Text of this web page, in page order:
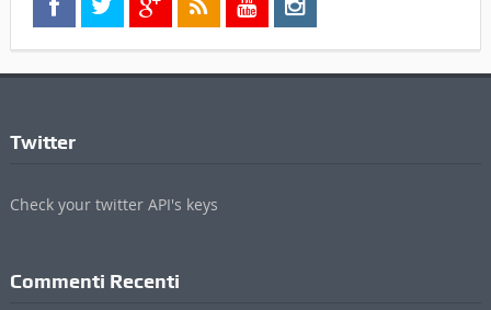
Twitter
Check your twitter API's keys
Commenti Recenti